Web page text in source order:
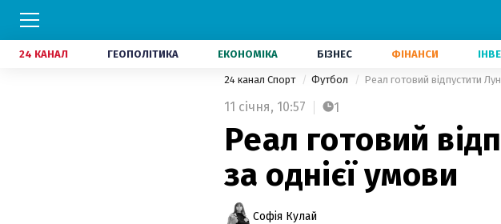
24 КАНАЛ ГЕОПОЛІТИКА ЕКОНОМІКА БІЗНЕС ФІНАНСИ
24 канал Спорт Футбол Реал готовий відпустити
11 січня, 10:57 1
Реал готовий
за однієї умови
Софія Кулай